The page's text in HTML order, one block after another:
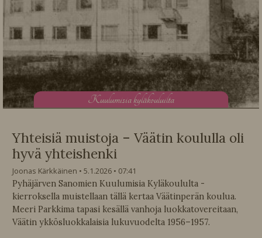
Kuulumisia kyläkouluilta
Yhteisiä muistoja – Väätin koululla oli
hyvä yhteishenki
Joonas Kärkkäinen 5.1.2026
07:41
Pyhäjärven Sanomien Kuulumisia Kyläkoululta -
kierroksella muistellaan tällä kertaa Väätinperän koulua.
Meeri Parkkima tapasi kesällä vanhoja luokkatovereitaan,
Väätin ykkösluokkalaisia lukuvuodelta 1956–1957.